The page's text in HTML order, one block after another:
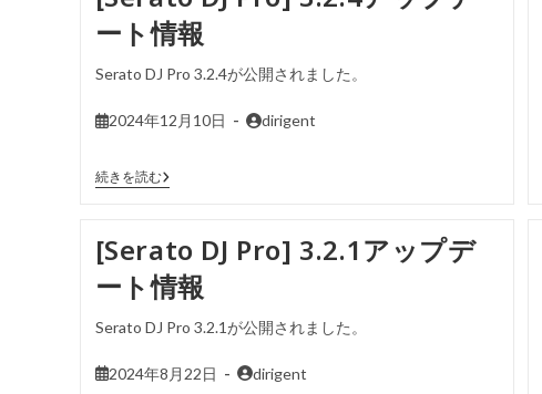
ート情報
Serato DJ Pro 3.2.4が公開されました。
2024年12月10日 dirigent
続きを読む
[Serato DJ Pro] 3.2.1アップデ
ート情報
Serato DJ Pro 3.2.1が公開されました。
2024年8月22日 dirigent